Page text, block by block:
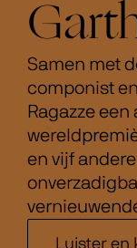
Samen met
componist
Ragazze
en vijf
Luister en